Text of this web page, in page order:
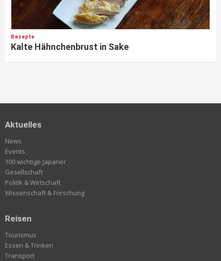
Rezepte
Kalte Hähnchenbrust in Sake
Aktuelles
News
Events
100 wichtige Japaner
Gesellschaft
Politik & Wirtschaft
Wissenschaft & Forschung
Reisen
Tourismus
Essen & Trinken
Transport